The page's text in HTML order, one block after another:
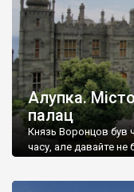
Алупка.
палац
Князь Воронцов був
часу, але давайте